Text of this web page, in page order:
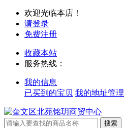
欢迎光临本店！
请登录
免费注册
收藏本站
服务热线：
我的信息
已买到的宝贝 我的地址管理